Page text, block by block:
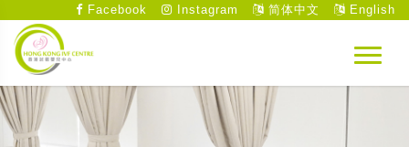
Facebook Instagram 简体中文 English